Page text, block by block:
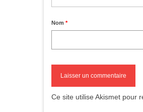
Nom *
Ce site utilise Akismet pour